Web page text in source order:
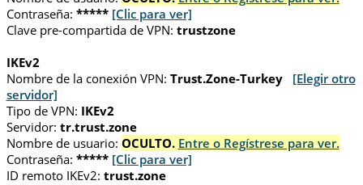
Contraseña: ***** [Clic para ver]
Clave pre-compartida de VPN: trustzone
IKEv2
Nombre de la conexión VPN: Trust.Zone-Turkey
[Elegir otro
servidor]
Tipo de VPN: IKEv2
Servidor: tr.trust.zone
Nombre de usuario: OCULTO. Entre o Regístrese para ver.
Contraseña: ***** [Clic para ver]
ID remoto IKEv2: trust.zone